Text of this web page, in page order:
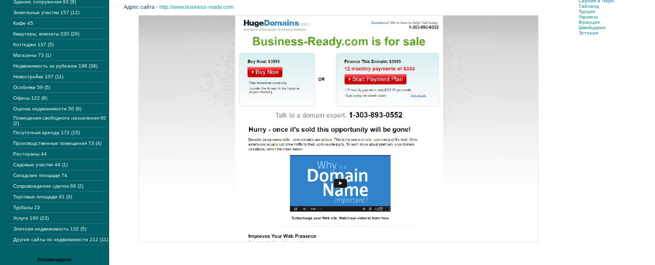
Здания, сооружения 93 (9)
Земельные участки 157 (12)
Кафе 45
Квартиры, комнаты 230 (26)
Коттеджи 137 (5)
Магазины 73 (1)
Недвижимость за рубежом 198 (38)
Новостройки 107 (11)
Особняки 59 (5)
Офисы 122 (8)
Оценка недвижимости 50 (6)
Помещения свободного назначения 60
(2)
Посуточная аренда 172 (15)
Производственные помещения 73 (4)
Рестораны 44
Садовые участки 44 (1)
Складские площади 74
Сопровождение сделок 68 (2)
Торговые площади 61 (3)
Турбазы 23
Услуги 190 (23)
Элитная недвижимость 132 (5)
Другие сайты по недвижимости 212 (11)
Рекомендуем:
Адрес сайта - http://www.business-ready.com
Тайланд
Турция
Украина
Франция
Швейцария
Эстония